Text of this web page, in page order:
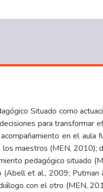
Situado como
para transformar
en el aula
maestros (MEN, 2010);
pedagógico situado
et al., 2009; Putman
con el otro (MEN,